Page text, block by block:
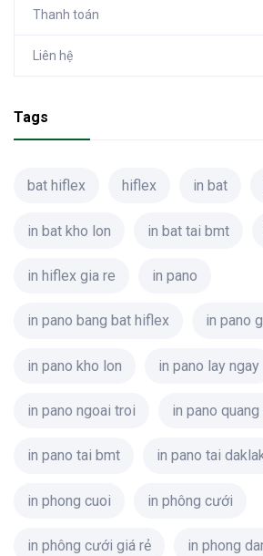
Thanh toán
Liên hệ
Tags
bat hiflex hiflex in bat
in bat kho lon in bat tai bmt
in hiflex gia re in pano
in pano bang bat hiflex in pano
in pano kho lon in pano lay ngay
in pano ngoai troi in pano quang
in pano tai bmt in pano tai
in phong cuoi in phông cưới
in phông cưới giá rẻ in phong